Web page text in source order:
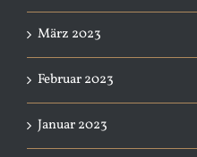
März 2023
Februar 2023
Januar 2023